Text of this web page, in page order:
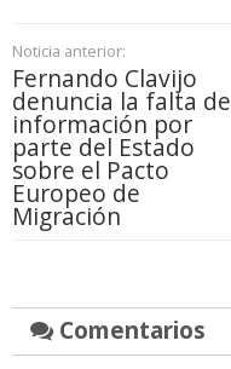
Noticia anterior:
Fernando Clavijo
denuncia la falta de
información por
parte del Estado
sobre el Pacto
Europeo de
Migración
Comentarios